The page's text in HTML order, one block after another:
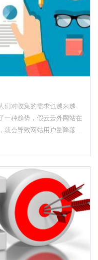
们对收集的需求也越来越
一种趋势，假云云外网站在
就会导致网站用户量降落。